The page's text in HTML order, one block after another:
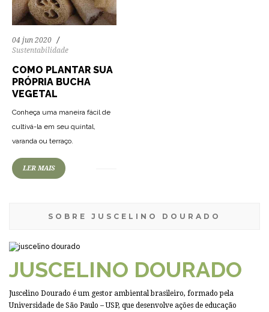
04 jun 2020
Sustentabilidade
COMO PLANTAR SUA
PRÓPRIA BUCHA
VEGETAL
Conheça uma maneira fácil de
cultivá-la em seu quintal,
varanda ou terraço.
LER MAIS
SOBRE JUSCELINO DOURADO
JUSCELINO DOURADO
Juscelino Dourado é um gestor ambiental brasileiro, formado pela
Universidade de São Paulo – USP, que desenvolve ações de educação